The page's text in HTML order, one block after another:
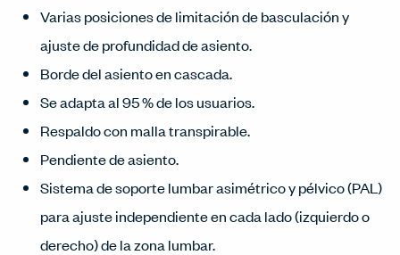
Varias posiciones de limitación de basculación y
ajuste de profundidad de asiento.
Borde del asiento en cascada.
Se adapta al 95 % de los usuarios.
Respaldo con malla transpirable.
Pendiente de asiento.
Sistema de soporte lumbar asimétrico y pélvico (PAL)
para ajuste independiente en cada lado (izquierdo o
derecho) de la zona lumbar.